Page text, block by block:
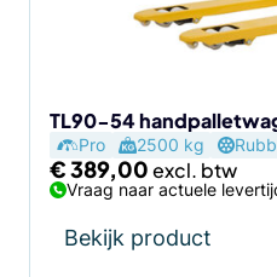
TL90-54
Pro 2500 kg
€389,00
Vraag naar actuele
Bekijk product